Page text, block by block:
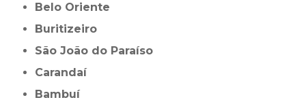
Belo Oriente
Buritizeiro
São João do Paraíso
Carandaí
Bambuí